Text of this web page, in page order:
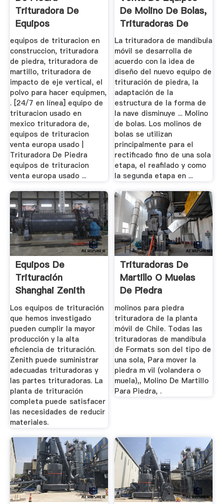
Trituradora De
Equipos
equipos de trituracion en
construccion, trituradora
de piedra, trituradora de
martillo, trituradora de
impacto de eje vertical, el
polvo para hacer equipmen,
. [24/7 en línea] equipo de
trituracion usado en
mexico trituradora de,
equipos de trituracion
venta europa usado |
Trituradora De Piedra
equipos de trituracion
venta europa usado ...
De Molino De Bolas,
Trituradoras De
Minas ...
La trituradora de mandíbula
móvil se desarrolla de
acuerdo con la idea de
diseño del nuevo equipo de
trituración de piedra, la
adaptación de la
estructura de la forma de
la nave disminuye ... Molino
de bolas. Los molinos de
bolas se utilizan
principalmente para el
rectificado fino de una sola
etapa, el reafilado y como
la segunda etapa en ...
Equipos De
Trituración
Shanghai Zenith
Company
Los equipos de trituración
que hemos investigado
pueden cumplir la mayor
producción y la alta
eficiencia de trituración.
Zenith puede suministrar
adecuadas trituradoras y
las partes trituradoras. La
planta de trituración
completa puede satisfacer
las necesidades de reducir
materiales.
Trituradoras De
Martillo O Muelas
De Piedra
molinos para piedra
trituradora de la planta
móvil de Chile. Todas las
trituradoras de mandíbula
de Formats son del tipo de
una sola, Para mover la
piedra m vil (volandera o
muela),, Molino De Martillo
Para Piedra, .